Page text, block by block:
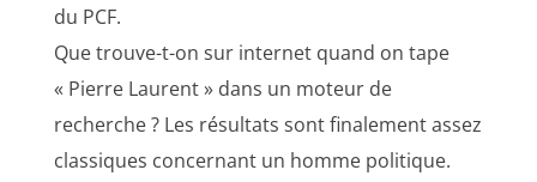
du PCF.
Que trouve-t-on sur internet quand on tape
« Pierre Laurent » dans un moteur de
recherche ? Les résultats sont finalement assez
classiques concernant un homme politique.